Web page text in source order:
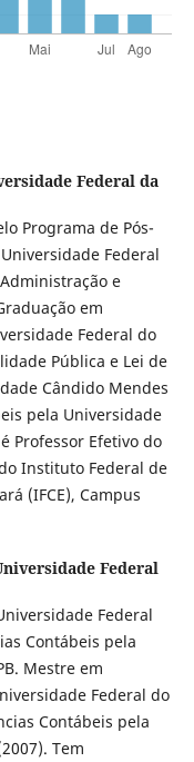
Federal da
Programa de Pós-
Federal
Administração e
em
Federal do
Pública e Lei de
Cândido Mendes
pela Universidade
Professor Efetivo do
Instituto Federal de
(IFCE), Campus
Federal
Federal
Contábeis pela
Mestre em
Federal do
Contábeis pela
Tem